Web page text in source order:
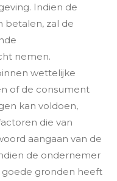
Indien de
betalen, zal de
nemen.
wettelijke
of de consument
kan voldoen,
die van
aangaan van de
de ondernemer
gronden heeft